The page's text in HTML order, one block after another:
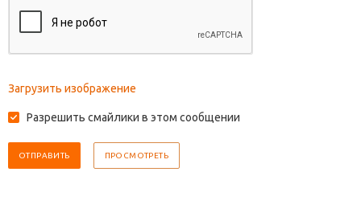
Загрузить изображение
Разрешить смайлики в этом сообщении